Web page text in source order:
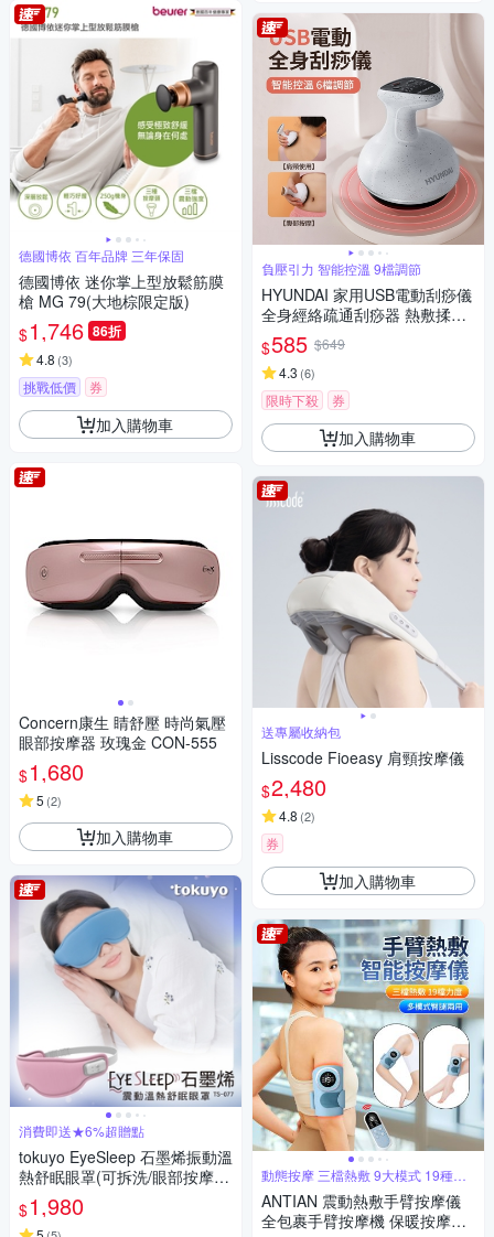
德國博依 百年品牌 三年保固
德國博依 迷你掌上型放鬆筋膜
槍 MG 79(大地棕限定版)
$1,746 86折
4.8 (3)
挑戰低價 券
加入購物車
Concern康生 睛舒壓 時尚氣壓
眼部按摩器 玫瑰金 CON-555
$1,680
5 (2)
加入購物車
消費即送★6%超贈點
tokuyo EyeSleep 石墨烯振動溫
熱舒眠眼罩(可拆洗/眼部按摩)
TS-077
$1,980
負壓引力 智能控溫 9檔調節
HYUNDAI 家用USB電動刮痧儀
全身經絡疏通刮痧器 熱敷揉腹
儀 頸椎肌肉淋巴排毒按摩放鬆
儀（非醫療器材）
$585 $649
4.3 (6)
限時下殺 券
加入購物車
送專屬收納包
Lisscode Fioeasy 肩頸按摩儀
$2,480
4.8 (2)
券
加入購物車
動態按摩 三檔熱敷 9大模式 19種力
度
ANTIAN 震動熱敷手臂按摩儀
全包裹手臂按摩機 保暖按摩放